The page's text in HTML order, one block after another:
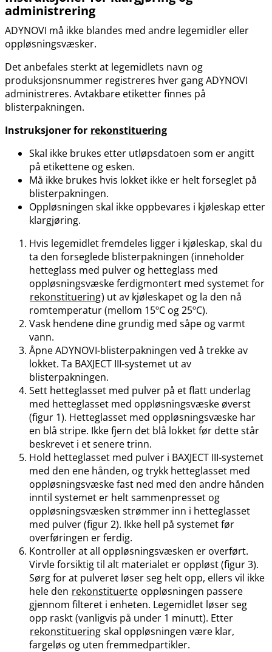
administrering
ADYNOVI må ikke blandes med andre legemidler eller
oppløsningsvæsker.
Det anbefales sterkt at legemidlets navn og
produksjonsnummer registreres hver gang ADYNOVI
administreres. Avtakbare etiketter finnes på
blisterpakningen.
Instruksjoner for rekonstituering
Skal ikke brukes etter utløpsdatoen som er angitt
på etikettene og esken.
Må ikke brukes hvis lokket ikke er helt forseglet på
blisterpakningen.
Oppløsningen skal ikke oppbevares i kjøleskap etter
klargjøring.
Hvis legemidlet fremdeles ligger i kjøleskap, skal du
ta den forseglede blisterpakningen (inneholder
hetteglass med pulver og hetteglass med
oppløsningsvæske ferdigmontert med systemet for
rekonstituering) ut av kjøleskapet og la den nå
romtemperatur (mellom 15ºC og 25ºC).
Vask hendene dine grundig med såpe og varmt
vann.
Åpne ADYNOVI-blisterpakningen ved å trekke av
lokket. Ta BAXJECT III-systemet ut av
blisterpakningen.
Sett hetteglasset med pulver på et flatt underlag
med hetteglasset med oppløsningsvæske øverst
(figur 1). Hetteglasset med oppløsningsvæske har
en blå stripe. Ikke fjern det blå lokket før dette står
beskrevet i et senere trinn.
Hold hetteglasset med pulver i BAXJECT III-systemet
med den ene hånden, og trykk hetteglasset med
oppløsningsvæske fast ned med den andre hånden
inntil systemet er helt sammenpresset og
oppløsningsvæsken strømmer inn i hetteglasset
med pulver (figur 2). Ikke hell på systemet før
overføringen er ferdig.
Kontroller at all oppløsningsvæsken er overført.
Virvle forsiktig til alt materialet er oppløst (figur 3).
Sørg for at pulveret løser seg helt opp, ellers vil ikke
hele den rekonstituerte oppløsningen passere
gjennom filteret i enheten. Legemidlet løser seg
opp raskt (vanligvis på under 1 minutt). Etter
rekonstituering skal oppløsningen være klar,
fargeløs og uten fremmedpartikler.